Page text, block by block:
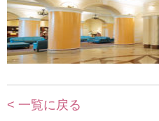
< 一覧に戻る